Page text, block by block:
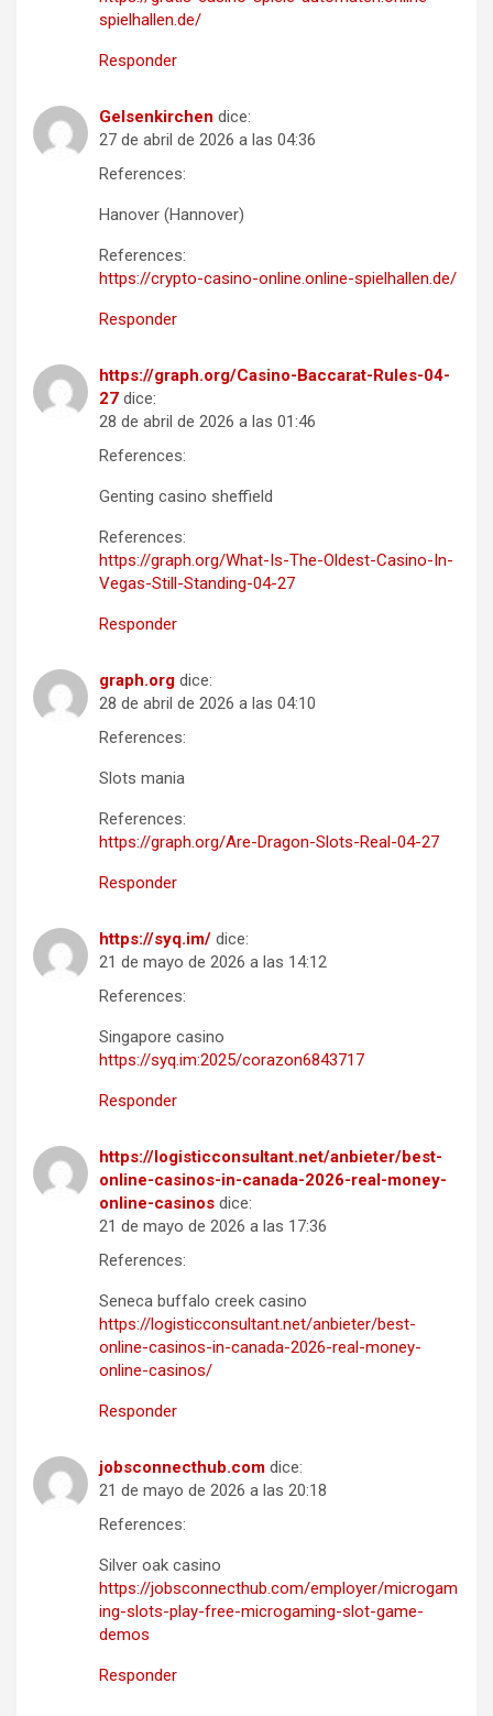
spielhallen.de/
Responder
Gelsenkirchen dice:
27 de abril de 2026 a las 04:36
References:
Hanover (Hannover)
References:
https://crypto-casino-online.online-spielhallen.de/
Responder
https://graph.org/Casino-Baccarat-Rules-04-
27 dice:
28 de abril de 2026 a las 01:46
References:
Genting casino sheffield
References:
https://graph.org/What-Is-The-Oldest-Casino-In-
Vegas-Still-Standing-04-27
Responder
graph.org dice:
28 de abril de 2026 a las 04:10
References:
Slots mania
References:
https://graph.org/Are-Dragon-Slots-Real-04-27
Responder
https://syq.im/ dice:
21 de mayo de 2026 a las 14:12
References:
Singapore casino
https://syq.im:2025/corazon6843717
Responder
https://logisticconsultant.net/anbieter/best-
online-casinos-in-canada-2026-real-money-
online-casinos dice:
21 de mayo de 2026 a las 17:36
References:
Seneca buffalo creek casino
https://logisticconsultant.net/anbieter/best-
online-casinos-in-canada-2026-real-money-
online-casinos/
Responder
jobsconnecthub.com dice:
21 de mayo de 2026 a las 20:18
References:
Silver oak casino
https://jobsconnecthub.com/employer/microgam
ing-slots-play-free-microgaming-slot-game-
demos
Responder